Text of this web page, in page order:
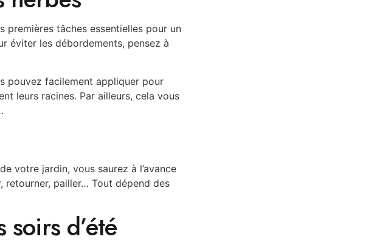
premières tâches essentielles pour un
éviter les débordements, pensez à
pouvez facilement appliquer pour
leurs racines. Par ailleurs, cela vous
votre jardin, vous saurez à l’avance
retourner, pailler… Tout dépend des
d’été